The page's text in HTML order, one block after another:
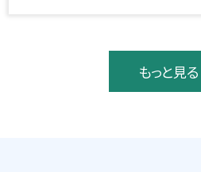
もっと見る